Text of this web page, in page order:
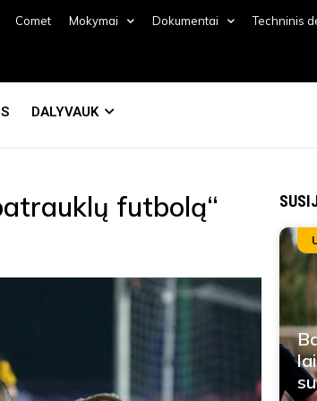
Comet Mokymai Dokumentai Techninis
DALYVAUK
futbolą“